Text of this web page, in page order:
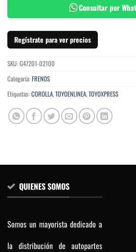
Consultar por
Regístrate para ver precios
SKU: G47201-02100
Categoría: FRENOS
Etiquetas: COROLLA,TOYOENLINEA,TOYOXPRESS
QUIENES SOMOS
Somos un mayorista dedicado a
la distribución de autopartes